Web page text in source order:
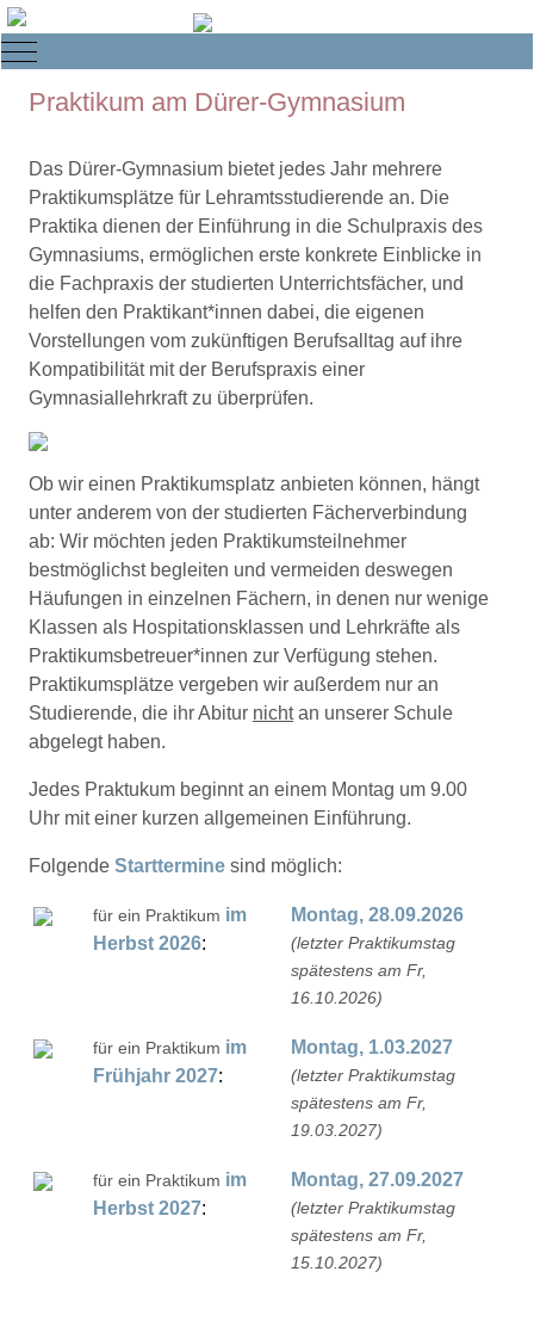
Mobile Menu Toggle
Praktikum am Dürer-Gymnasium
Das Dürer-Gymnasium bietet jedes Jahr mehrere
Praktikumsplätze für Lehramtsstudierende an. Die
Praktika dienen der Einführung in die Schulpraxis des
Gymnasiums, ermöglichen erste konkrete Einblicke in
die Fachpraxis der studierten Unterrichtsfächer, und
helfen den Praktikant*innen dabei, die eigenen
Vorstellungen vom zukünftigen Berufsalltag auf ihre
Kompatibilität mit der Berufspraxis einer
Gymnasiallehrkraft zu überprüfen.
Ob wir einen Praktikumsplatz anbieten können, hängt
unter anderem von der studierten Fächerverbindung
ab: Wir möchten jeden Praktikumsteilnehmer
bestmöglichst begleiten und vermeiden deswegen
Häufungen in einzelnen Fächern, in denen nur wenige
Klassen als Hospitationsklassen und Lehrkräfte als
Praktikumsbetreuer*innen zur Verfügung stehen.
Praktikumsplätze vergeben wir außerdem nur an
Studierende, die ihr Abitur nichtan unserer Schule
abgelegt haben.
Jedes Praktukum beginnt an einem Montag um 9.00
Uhr mit einer kurzen allgemeinen Einführung.
Folgende Starttermine sind möglich:
für ein Praktikum im
Herbst 2026:
Montag, 28.09.2026
(letzter Praktikumstag
spätestens am Fr,
16.10.2026)
für ein Praktikum im
Frühjahr 2027:
Montag, 1.03.2027
(letzter Praktikumstag
spätestens am Fr,
19.03.2027)
für ein Praktikum im
Herbst 2027:
Montag, 27.09.2027
(letzter Praktikumstag
spätestens am Fr,
15.10.2027)